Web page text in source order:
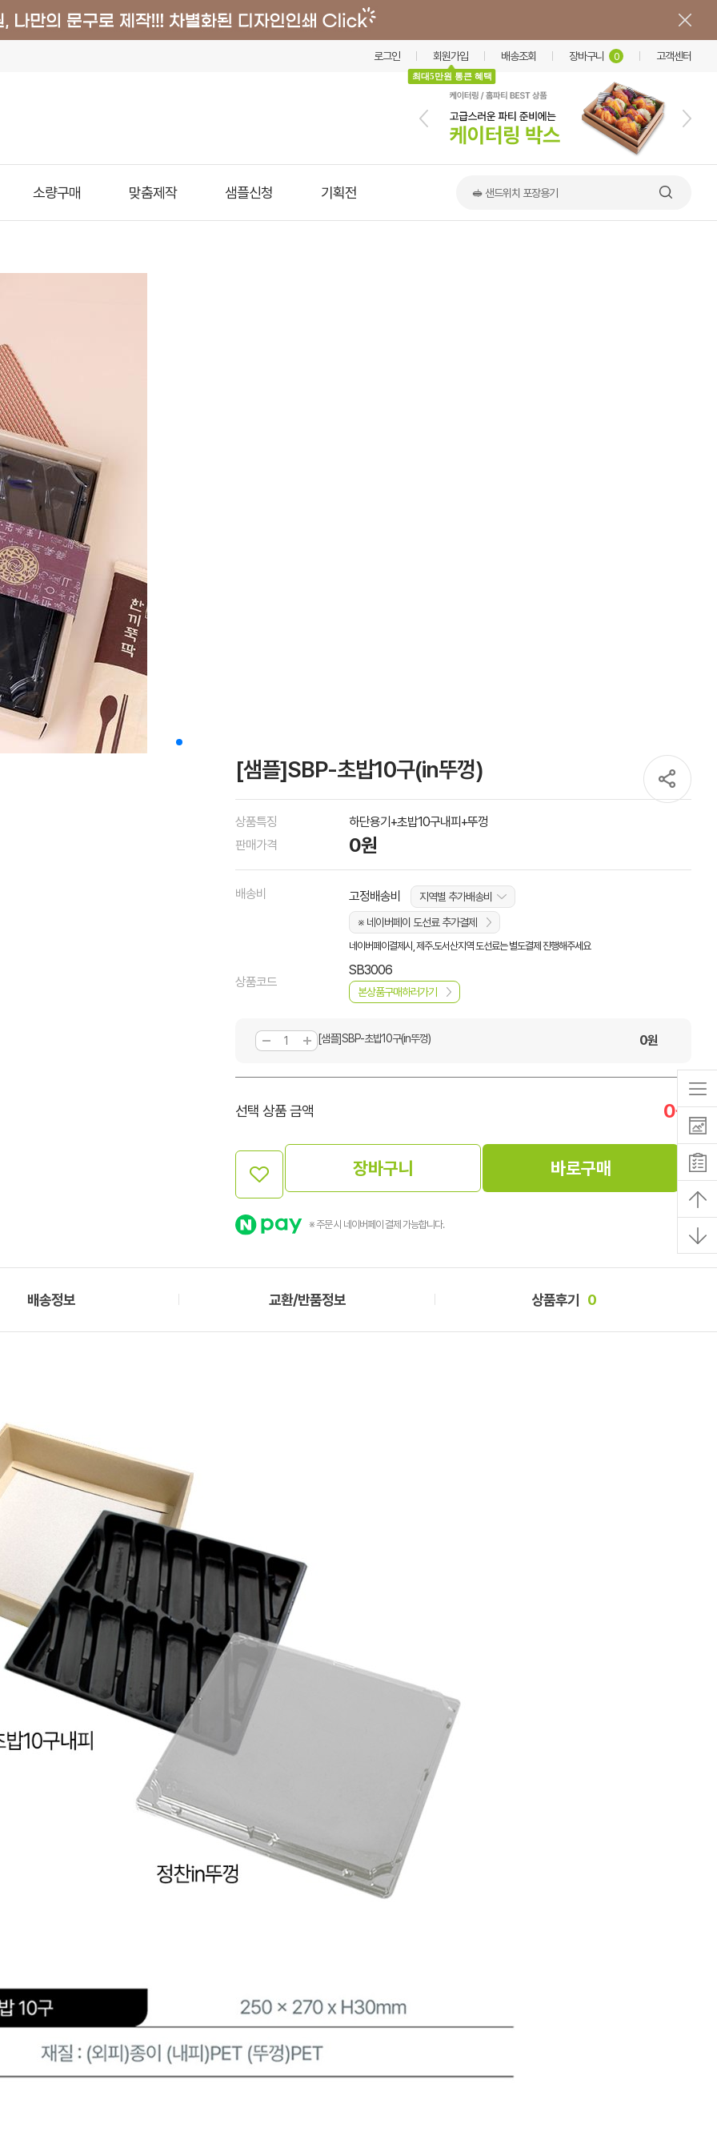
로그인 회원가입
최대5만원 통큰 혜택
배송조회 장바구니 0 고객센터
소량구매 맞춤제작 샘플신청 기획전 📢 한상·옹기 출시
[샘플]SBP-초밥10구(in뚜껑)
상품특징
하단용기+초밥10구내피+뚜껑
판매가격
0원
배송비 고정배송비
지역별 추가배송비
※ 네이버페이 도선료 추가결제
네이버페이결제시, 제주.도서산지역 도선료는 별도결제 진행해주세요
상품코드
SB3006
본상품구매하러가기
[샘플]SBP-초밥10구(in뚜껑) 0원
선택 상품 금액 0원
장바구니 바로구매
※ 주문 시 네이버페이 결제 가능합니다.
배송정보 교환/반품정보 상품후기 0